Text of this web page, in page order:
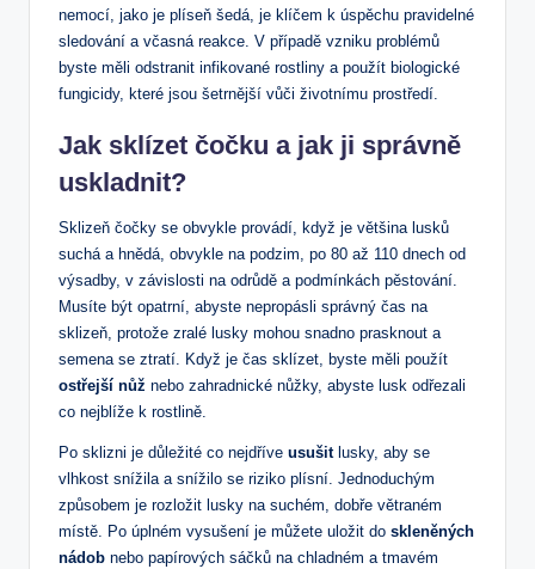
nemocí, jako je plíseň šedá, je klíčem k úspěchu pravidelné
sledování a včasná reakce. V případě vzniku problémů
byste měli odstranit infikované rostliny a použít biologické
fungicidy, které jsou šetrnější vůči životnímu prostředí.
Jak sklízet čočku a jak ji správně
uskladnit?
Sklizeň čočky se obvykle provádí, když je většina lusků
suchá a hnědá, obvykle na podzim, po 80 až 110 dnech od
výsadby, v závislosti na odrůdě a podmínkách pěstování.
Musíte být opatrní, abyste nepropásli správný čas na
sklizeň, protože zralé lusky mohou snadno prasknout a
semena se ztratí. Když je čas sklízet, byste měli použít
ostřejší nůž nebo zahradnické nůžky, abyste lusk odřezali
co nejblíže k rostlině.
Po sklizni je důležité co nejdříve usušitlusky, aby se
vlhkost snížila a snížilo se riziko plísní. Jednoduchým
způsobem je rozložit lusky na suchém, dobře větraném
místě. Po úplném vysušení je můžete uložit do skleněných
nádob nebo papírových sáčků na chladném a tmavém